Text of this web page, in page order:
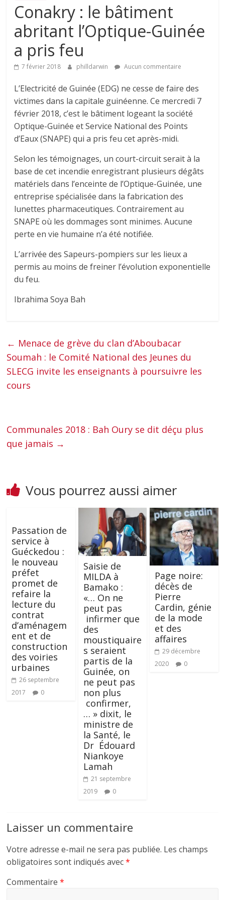
Conakry : le bâtiment
abritant l’Optique-Guinée
a pris feu
7 février 2018 philldarwin Aucun commentaire
L’Electricité de Guinée (EDG) ne cesse de faire des
victimes dans la capitale guinéenne. Ce mercredi 7
février 2018, c’est le bâtiment logeant la société
Optique-Guinée et Service National des Points
d’Eaux (SNAPE) qui a pris feu cet après-midi.
Selon les témoignages, un court-circuit serait à la
base de cet incendie enregistrant plusieurs dégâts
matériels dans l’enceinte de l’Optique-Guinée, une
entreprise spécialisée dans la fabrication des
lunettes pharmaceutiques. Contrairement au
SNAPE où les dommages sont minimes. Aucune
perte en vie humaine n’a été notifiée.
L’arrivée des Sapeurs-pompiers sur les lieux a
permis au moins de freiner l’évolution exponentielle
du feu.
Ibrahima Soya Bah
← Menace de grève du clan d’Aboubacar
Soumah : le Comité National des Jeunes du
SLECG invite les enseignants à poursuivre les
cours
Communales 2018 : Bah Oury se dit déçu plus
que jamais →
Vous pourrez aussi aimer
Passation de
service à
Guéckedou :
le nouveau
préfet
promet de
refaire la
lecture du
contrat
d’aménagem
ent et de
construction
des voiries
urbaines
26 septembre
2017
0
Saisie de
MILDA à
Bamako :
«… On ne
peut pas
infirmer que
des
moustiquaire
s seraient
partis de la
Guinée, on
ne peut pas
non plus
confirmer,
… » dixit, le
ministre de
la Santé, le
Dr Édouard
Niankoye
Lamah
21 septembre
2019
0
Page noire:
décès de
Pierre
Cardin, génie
de la mode
et des
affaires
29 décembre
2020
0
Laisser un commentaire
Votre adresse e-mail ne sera pas publiée. Les champs
obligatoires sont indiqués avec*
Commentaire*